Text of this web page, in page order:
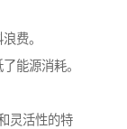
费。
能源消耗。
灵活性的特